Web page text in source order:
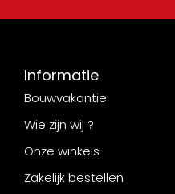
Informatie
Bouwvakantie
Wie zijn wij ?
Onze winkels
Zakelijk bestellen